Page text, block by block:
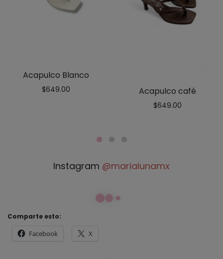
Acapulco Blanco
$649.00 Acapulco café
$649.00
Instagram @marialunamx
Comparte esto:
Facebook X